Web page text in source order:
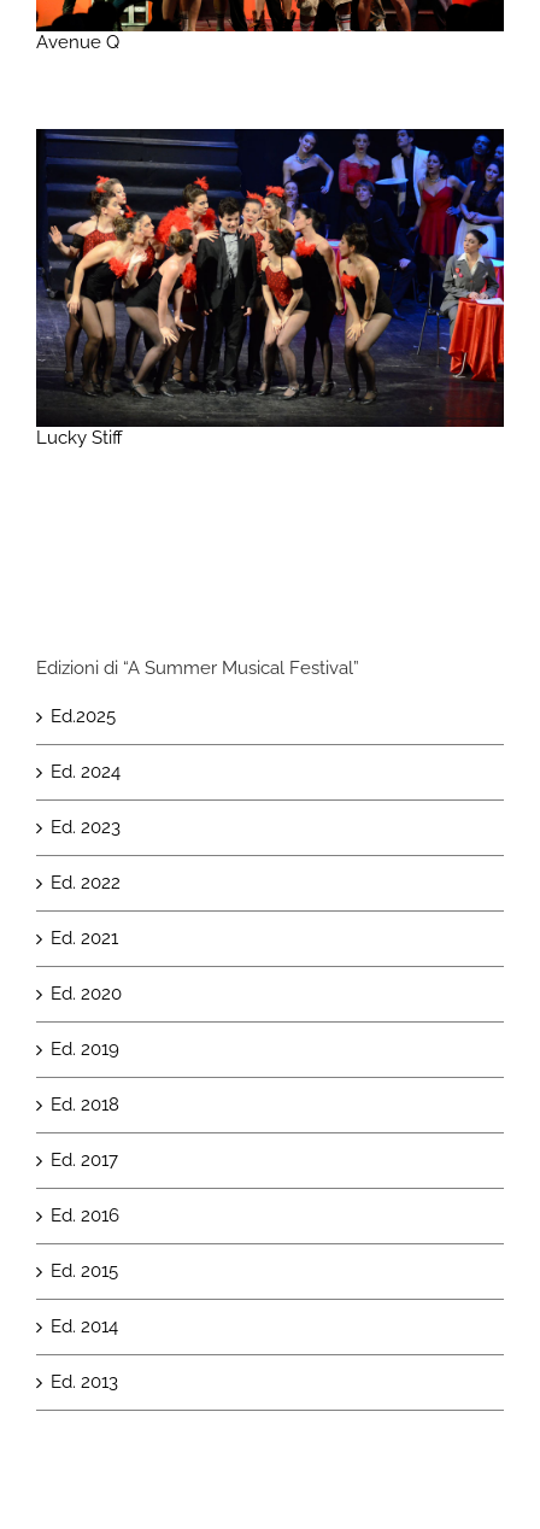
Avenue Q
Lucky Stiff
Edizioni di “A Summer Musical Festival”
Ed.2025
Ed. 2024
Ed. 2023
Ed. 2022
Ed. 2021
Ed. 2020
Ed. 2019
Ed. 2018
Ed. 2017
Ed. 2016
Ed. 2015
Ed. 2014
Ed. 2013